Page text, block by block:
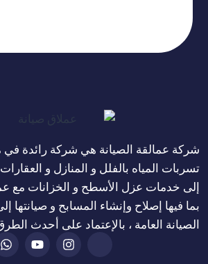
شركة عمالقة الصيانة هي شركة رائدة
تسربات المياه بالفلل و المنازل و
إلى خدمات عزل الأسطح و الخزانات مع
بما فيها إصلاح وإنشاء المسابح و
الصيانة العامة ، بالإعتماد على أحدث